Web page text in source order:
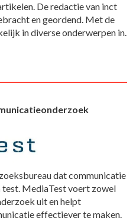
De redactie van inct
en geordend. Met de
in diverse onderwerpen in.
dat communicatie
test. MediaTest voert zowel
uit en helpt
effectiever te maken.